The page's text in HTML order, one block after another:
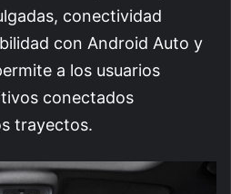
conectividad
con Android Auto y
a los usuarios
conectados
trayectos.